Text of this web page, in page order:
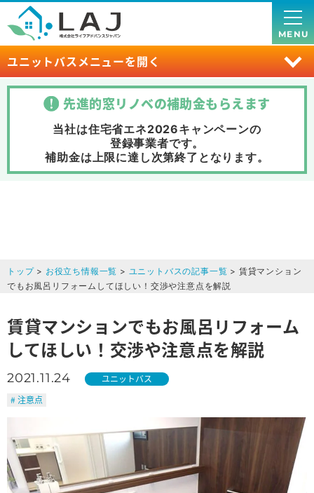
ユニットバスメニューを開く
MENU
先進的窓リノベの補助金もらえます
当社は住宅省エネ2026キャンペーンの
登録事業者です。
補助金は上限に達し次第終了 となります。
トップ> お役立ち情報一覧 > ユニットバスの記事一覧 > 賃貸マンション
でもお風呂リフォームしてほしい！交渉や注意点を解説
賃貸マンションでもお風呂リフォーム
してほしい！交渉や注意点を解説
2021.11.24
ユニットバス
# 注意点